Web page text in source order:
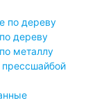
по дереву
дереву
металлу